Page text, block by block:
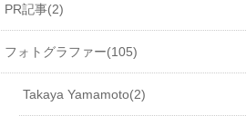
PR記事 2
フォトグラファー 105
Takaya Yamamoto 2